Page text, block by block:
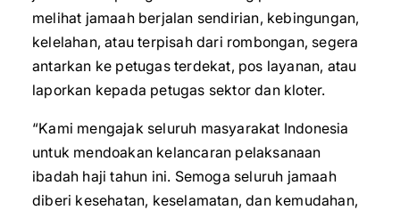
melihat jamaah berjalan sendirian, kebingungan,
kelelahan, atau terpisah dari rombongan, segera
antarkan ke petugas terdekat, pos layanan, atau
laporkan kepada petugas sektor dan kloter.
“Kami mengajak seluruh masyarakat Indonesia
untuk mendoakan kelancaran pelaksanaan
ibadah haji tahun ini. Semoga seluruh jamaah
diberi kesehatan, keselamatan, dan kemudahan,